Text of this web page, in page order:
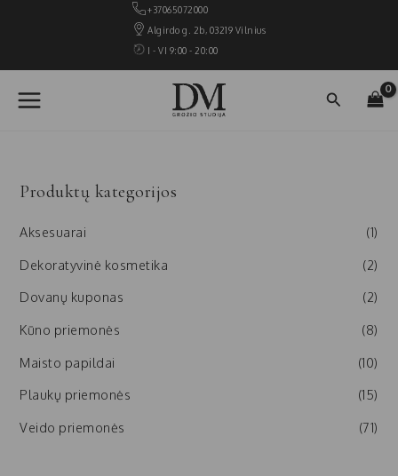
+37065072000
Algirdo g. 2b, 03219 Vilnius
I - VI 9:00 - 20:00
Paieška
Produktų kategorijos
Aksesuarai (1)
Dekoratyvinė kosmetika (2)
Dovanų kuponas (2)
Kūno priemonės (8)
Maisto papildai (10)
Plaukų priemonės (15)
Veido priemonės (71)